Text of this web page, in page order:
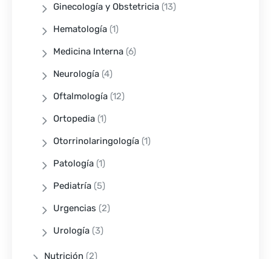
Ginecología y Obstetricia (13)
Hematología (1)
Medicina Interna (6)
Neurología (4)
Oftalmología (12)
Ortopedia (1)
Otorrinolaringología (1)
Patología (1)
Pediatría (5)
Urgencias (2)
Urología (3)
Nutrición (2)